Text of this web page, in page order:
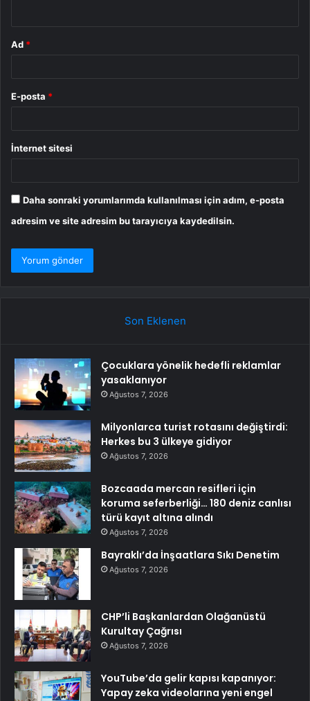
Ad *
E-posta *
İnternet sitesi
Daha sonraki yorumlarımda kullanılması için adım, e-posta
adresim ve site adresim bu tarayıcıya kaydedilsin.
Son Eklenen
Çocuklara yönelik hedefli reklamlar
yasaklanıyor
Ağustos 7, 2026
Milyonlarca turist rotasını değiştirdi:
Herkes bu 3 ülkeye gidiyor
Ağustos 7, 2026
Bozcaada mercan resifleri için
koruma seferberliği… 180 deniz canlısı
türü kayıt altına alındı
Ağustos 7, 2026
Bayraklı’da İnşaatlara Sıkı Denetim
Ağustos 7, 2026
CHP’li Başkanlardan Olağanüstü
Kurultay Çağrısı
Ağustos 7, 2026
YouTube’da gelir kapısı kapanıyor:
Yapay zeka videolarına yeni engel